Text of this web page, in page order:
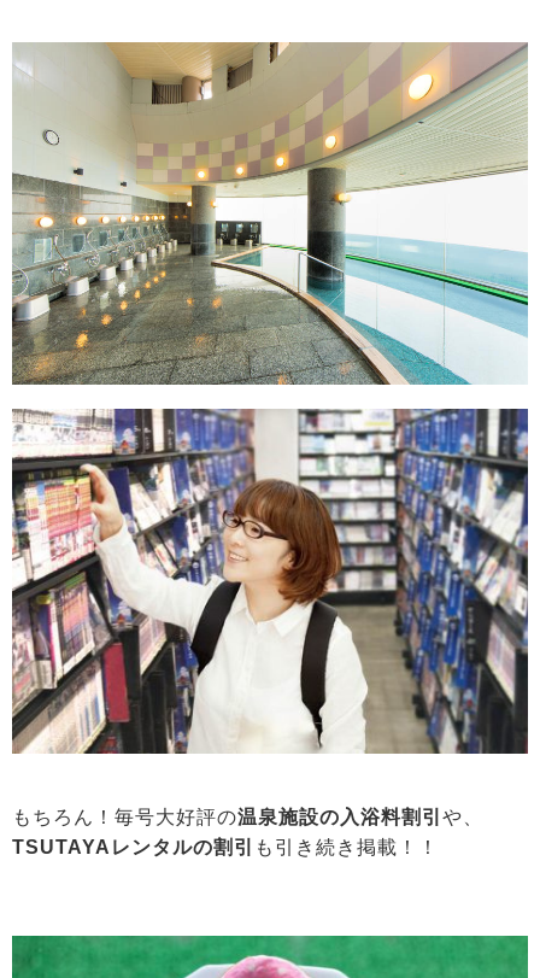
もちろん！毎号大好評の温泉施設の入浴料割引 や、
TSUTAYAレンタルの割引
も引き続き掲載！！